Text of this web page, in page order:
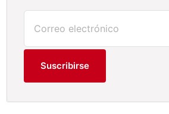
Suscribirse